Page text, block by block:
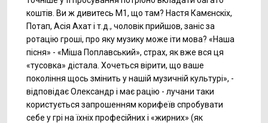
коштів. Ви ж дивитесь М1, що там? Настя Камєнскіх,
Потап, Асія Ахат і т.д., чоловік прийшов, заніс за
ротацію гроші, про яку музику може іти мова? «Наша
пісня» - «Міша Поплавський», страх, як вже вся ця
«тусовка» дістала. Хочеться вірити, що ваше
покоління щось змінить у нашій музичній культурі», -
відповідає Олександр і має рацію - лучани таки
користується запрошенням корифеїв спробувати
себе у грі на їхніх професійних і «жирних» (як